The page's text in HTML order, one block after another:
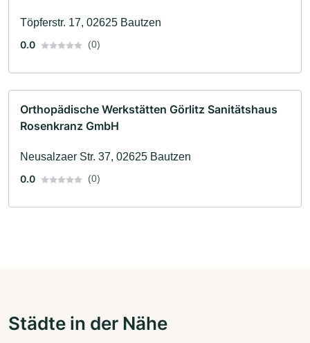
Töpferstr. 17, 02625 Bautzen
0.0
(0)
Orthopädische Werkstätten Görlitz Sanitätshaus
Rosenkranz GmbH
Neusalzaer Str. 37, 02625 Bautzen
0.0
(0)
Städte in der Nähe